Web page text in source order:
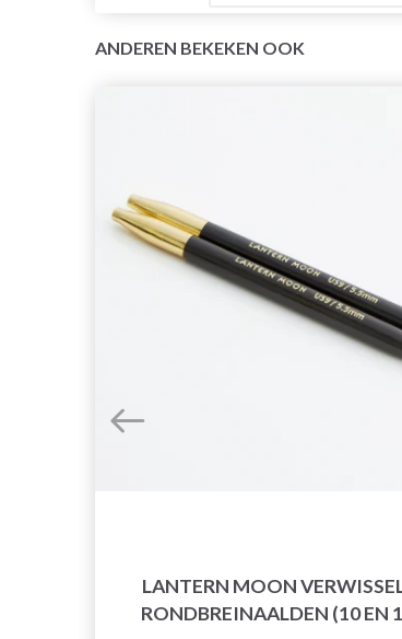
ANDEREN BEKEKEN OOK
LANTERN MOON
RONDBREINAALDEN (10 EN